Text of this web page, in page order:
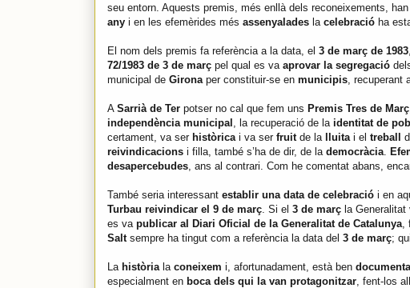
seu entorn. Aquests premis, més enllà dels reconeixements,
any i en les efemèrides més assenyalades la celebració ha
El nom dels premis fa referència a la data, el 3 de març de 1983
72/1983 de 3 de març pel qual es va aprovar la segregació
municipal de Girona per constituir-se en municipis , recuperant
A Sarrià de Ter potser no cal que fem uns Premis Tres de Març
independència municipal , la recuperació de la identitat de
certament, va ser històrica i va ser fruit de la lluita i el treball
reivindicacions i filla, també s’ha de dir, de la democràcia
desapercebudes , ans al contrari. Com he comentat abans,
També seria interessant establir una data de celebració i en
Turbau reivindicar el 9 de març . Si el 3 de març la Generalitat
es va publicar al Diari Oficial de la Generalitat de Catalunya
Salt sempre ha tingut com a referència la data del 3 de març;
La història la coneixem i, afortunadament, està ben
especialment en boca dels qui la van protagonitzar , fent-los